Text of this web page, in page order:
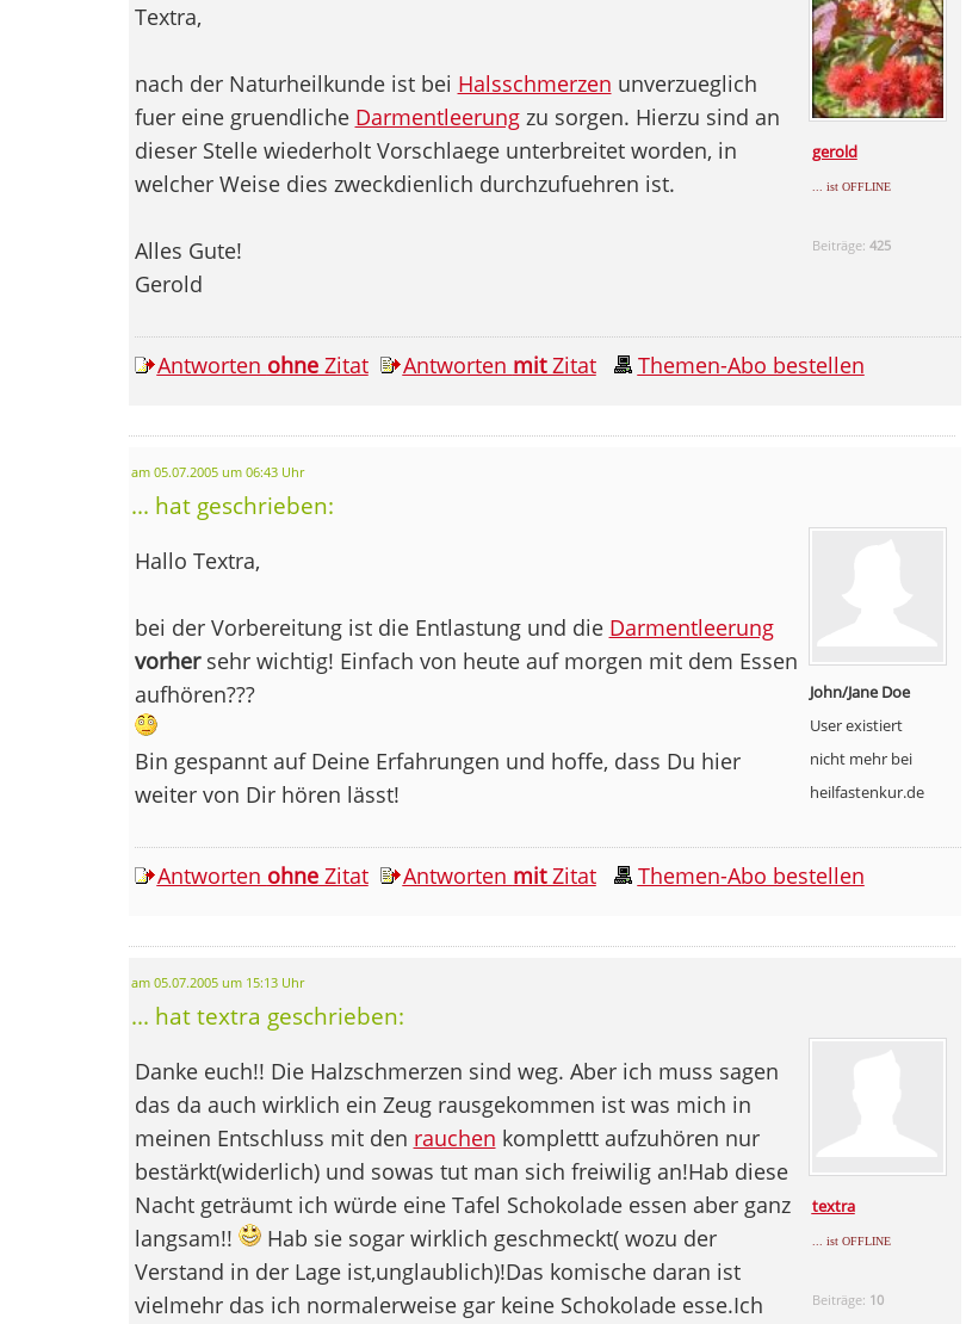
gerold
... ist OFFLINE
Beiträge: 425
Textra,
nach der Naturheilkunde ist bei Halsschmerzen unverzueglich
fuer eine gruendliche Darmentleerungzu sorgen. Hierzu sind an
dieser Stelle wiederholt Vorschlaege unterbreitet worden, in
welcher Weise dies zweckdienlich durchzufuehren ist.
Alles Gute!
Gerold
Antworten ohneZitat Antworten mitZitat Themen-Abo bestellen
am 05.07.2005 um 06:43 Uhr
... hat geschrieben:
John/Jane Doe
User existiert
nicht mehr bei
heilfastenkur.de
Hallo Textra,
bei der Vorbereitung ist die Entlastung und die Darmentleerung
vorhersehr wichtig! Einfach von heute auf morgen mit dem Essen
aufhören???
Bin gespannt auf Deine Erfahrungen und hoffe, dass Du hier
weiter von Dir hören lässt!
Antworten ohneZitat Antworten mitZitat Themen-Abo bestellen
am 05.07.2005 um 15:13 Uhr
... hat textra geschrieben:
textra
... ist OFFLINE
Beiträge: 10
Danke euch!! Die Halzschmerzen sind weg. Aber ich muss sagen
das da auch wirklich ein Zeug rausgekommen ist was mich in
meinen Entschluss mit den rauchen komplettt aufzuhören nur
bestärkt(widerlich) und sowas tut man sich freiwilig an!Hab diese
Nacht geträumt ich würde eine Tafel Schokolade essen aber ganz
langsam!!
Hab sie sogar wirklich geschmeckt( wozu der
Verstand in der Lage ist,unglaublich)!Das komische daran ist
vielmehr das ich normalerweise gar keine Schokolade esse.Ich